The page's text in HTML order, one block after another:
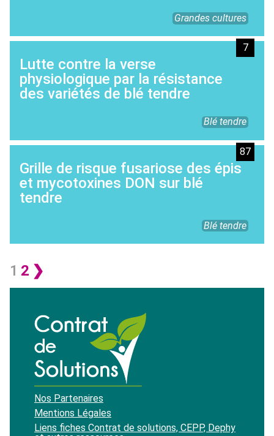
Grandes cultures
Lutte contre la verse
physiologique par la résistance
des variétés de blé tendre
7
Blé tendre
Grille de risque fusariose des épis
et mycotoxines DON sur blé
tendre
87
Blé tendre
1 2 ❯
Nos Partenaires
Mentions Légales
Liens fiches Contrat de solutions, CEPP, Dephy